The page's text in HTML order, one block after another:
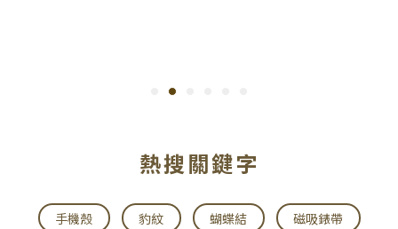
熱搜關鍵字
手機殼 豹紋 蝴蝶結 磁吸錶帶